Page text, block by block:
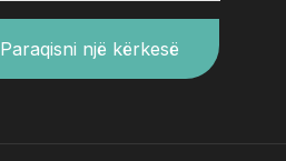
Paraqisni një kërkesë